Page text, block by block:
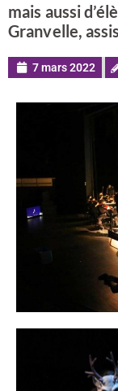
mais aussi
Granvelle,
7 mars 2022